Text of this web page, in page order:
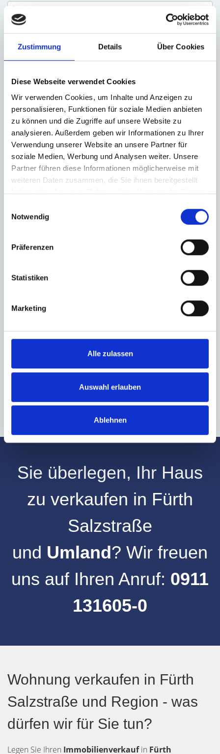
Zustimmung Details Über Cookies
Diese Webseite verwendet Cookies
Wir verwenden Cookies, um Inhalte und Anzeigen zu
personalisieren, Funktionen für soziale Medien anbieten
zu können und die Zugriffe auf unsere Website zu
analysieren. Außerdem geben wir Informationen zu Ihrer
Verwendung unserer Website an unsere Partner für
soziale Medien, Werbung und Analysen weiter. Unsere
Partner führen diese Informationen möglicherweise mit
weiteren Daten zusammen, die Sie ihnen bereitgestellt
haben oder die sie im Rahmen Ihrer Nutzung der Dienste
Notwendig
Präferenzen
Statistiken
Marketing
Alle zulassen
Auswahl erlauben
Ablehnen
zur Kenntnis genommen. Ich stimme
Hinweis: Sie können Ihre Einwilligung jederzeit für die Zukunft per E-Mail
* Pflichtfelder
Sie überlegen, Ihr Haus
zu verkaufen in Fürth
Salzstraße
und Umland? Wir freuen
uns auf Ihren Anruf: 0911
131605-0
Wohnung verkaufen in Fürth
Salzstraße und Region - was
dürfen wir für Sie tun?
Legen Sie Ihren Immobilienverkaufin Fürth